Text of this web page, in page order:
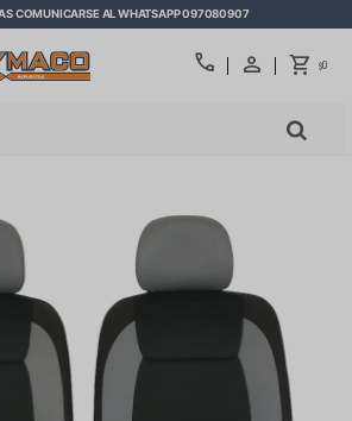
COMUNICARSE AL WHATSAPP 097080907
call $0